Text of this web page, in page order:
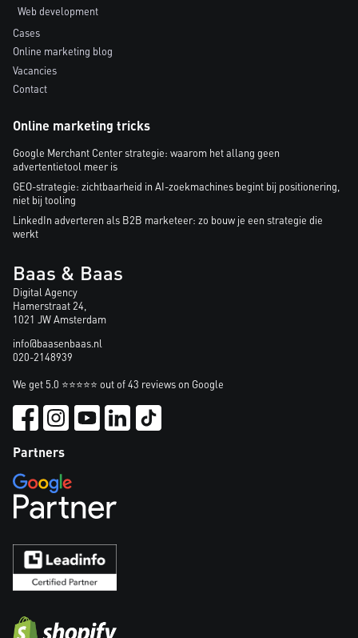
Web development
Cases
Online marketing blog
Vacancies
Contact
Online marketing tricks
Google Merchant Center strategie: waarom het allang geen
advertentietool meer is
GEO-strategie: zichtbaarheid in AI-zoekmachines begint bij positionering,
niet bij tooling
LinkedIn adverteren als B2B marketeer: zo bouw je een strategie die
werkt
Baas & Baas
Digital Agency
Hamerstraat 24,
1021 JW Amsterdam
info@baasenbaas.nl
020-2148939
We get 5.0 ⭐⭐⭐⭐⭐ out of 43 reviews on Google
Partners